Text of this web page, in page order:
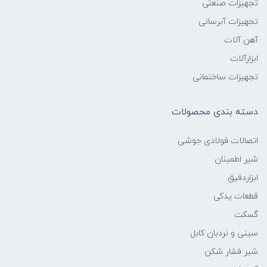
تجهیزات صنعتی
تجهیزات آبرسانی
آهن آلات
ابزارآلات
تجهیزات ساختمانی
دسته بندی محصولات
اتصالات فولادی جوشی
شیر اطمینان
ابزاردقیق
قطعات یدکی
گسکت
سینی و نردبان کابل
شیر فشار شکن